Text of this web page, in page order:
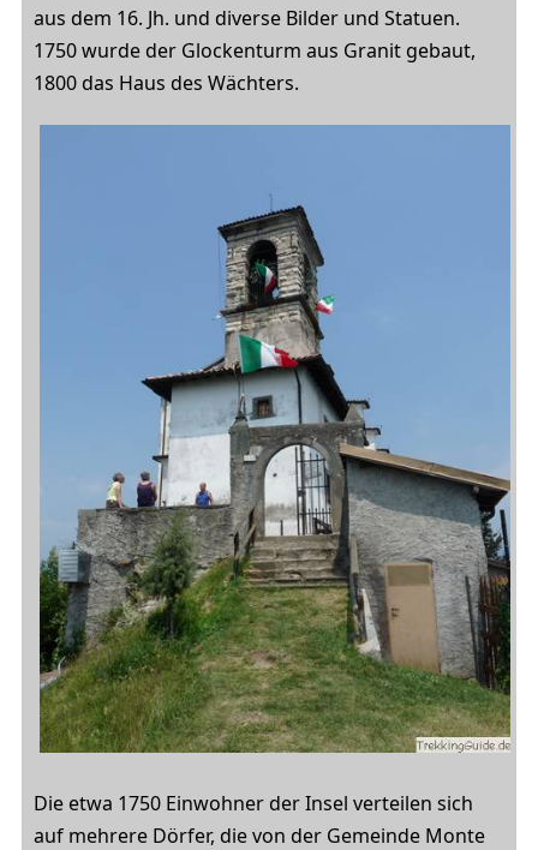
aus dem 16. Jh. und diverse Bilder und Statuen.
1750 wurde der Glockenturm aus Granit gebaut,
1800 das Haus des Wächters.
Die etwa 1750 Einwohner der Insel verteilen sich
auf mehrere Dörfer, die von der Gemeinde Monte